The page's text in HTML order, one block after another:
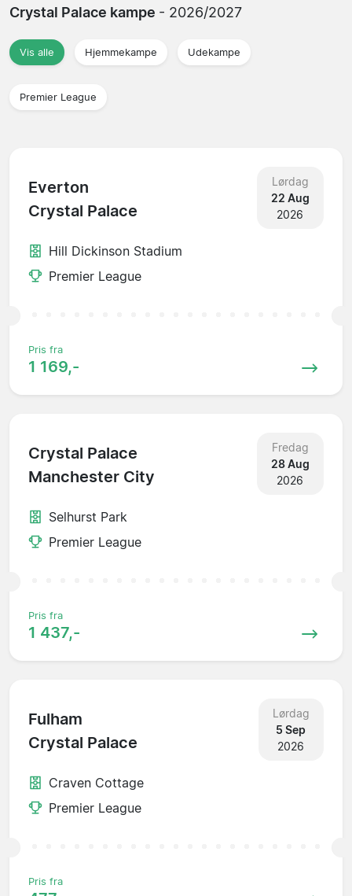
Crystal Palace kampe - 2026/2027
Vis alle Hjemmekampe Udekampe
Premier League
Everton
Crystal Palace
Lørdag
22 Aug
2026
Hill Dickinson Stadium
Premier League
Pris fra
1 169,-
Crystal Palace
Manchester City
Fredag
28 Aug
2026
Selhurst Park
Premier League
Pris fra
1 437,-
Fulham
Crystal Palace
Lørdag
5 Sep
2026
Craven Cottage
Premier League
Pris fra